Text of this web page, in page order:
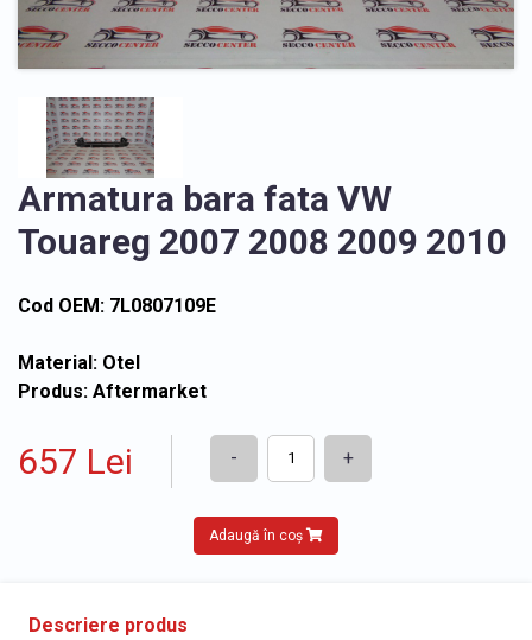
Armatura bara fata VW
Touareg 2007 2008 2009 2010
Cod OEM: 7L0807109E
Material: Otel
Produs: Aftermarket
657 Lei - +
Adaugă în coș
Descriere produs